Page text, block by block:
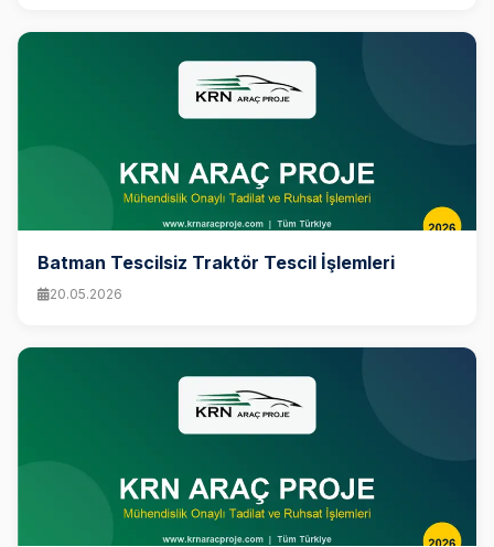
Batman Tescilsiz Traktör Tescil İşlemleri
20.05.2026